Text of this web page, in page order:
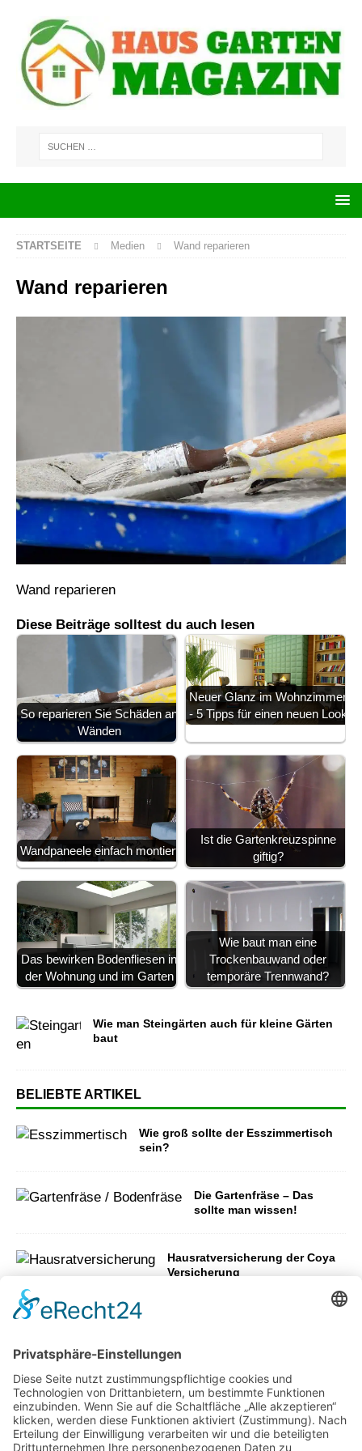
STARTSEITE Medien Wand reparieren
Wand reparieren
Wand reparieren
Diese Beiträge solltest du auch lesen
So reparieren Sie Schäden an
Wänden
Neuer Glanz im Wohnzimmer
- 5 Tipps für einen neuen Look
Wandpaneele einfach montiert
Ist die Gartenkreuzspinne
giftig?
Das bewirken Bodenfliesen in
der Wohnung und im Garten
Wie baut man eine
Trockenbauwand oder
temporäre Trennwand?
Wie man Steingärten auch für kleine Gärten
baut
BELIEBTE ARTIKEL
Wie groß sollte der Esszimmertisch
sein?
Die Gartenfräse – Das
sollte man wissen!
Hausratversicherung der Coya
Versicherung
Was Sie über ökologische
Dämmstoffe wissen
sollten